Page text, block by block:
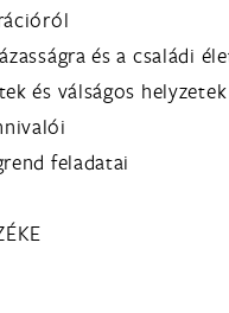
és a családi
és válságos helyzetek
feladatai